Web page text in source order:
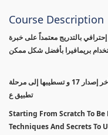
Course Description
بالتدريج معتمداً على خبرة
بريمافيرا بأفضل شكل ممكن
سنبدأ بطريقة مسح الإصدارات القديمة وتحميل أخر إصدار 17 و تسطيبها إلى مرحلة
تطبيق ع
Starting From Scratch To
Techniques And Secrets To